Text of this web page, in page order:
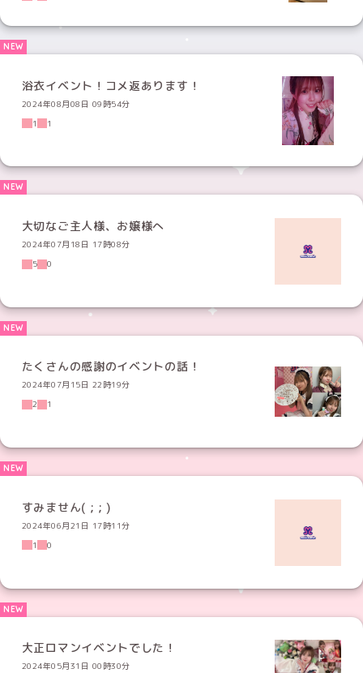
浴衣イベント！コメ返あります！
2024年08月08日 09時54分
1
1
大切なご主人様、お嬢様へ
2024年07月18日 17時08分
5
0
たくさんの感謝のイベントの話！
2024年07月15日 22時19分
2
1
すみません( ; ; )
2024年06月21日 17時11分
1
0
大正ロマンイベントでした！
2024年05月31日 00時30分